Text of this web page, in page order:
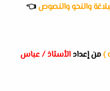
والنحو والنصوص👈
) من إعداد الأستاذ / عباس